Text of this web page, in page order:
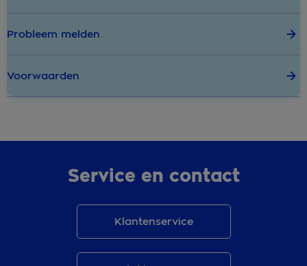
Probleem melden
Voorwaarden
Service en contact
Klantenservice